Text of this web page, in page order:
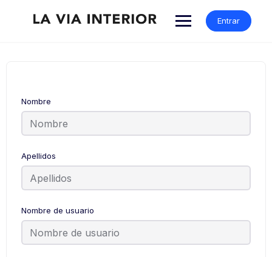
Entrar
Nombre
Apellidos
Nombre de usuario